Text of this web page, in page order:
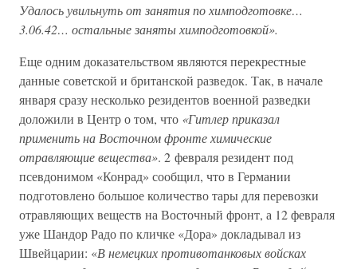
Удалось увильнуть от занятия по химподготовке…
3.06.42… остальные заняты химподготовкой».
Еще одним доказательством являются перекрестные
данные советской и британской разведок. Так, в начале
января сразу несколько резидентов военной разведки
доложили в Центр о том, что «Гитлер приказал
применить на Восточном фронте химические
отравляющие вещества». 2 февраля резидент под
псевдонимом «Конрад» сообщил, что в Германии
подготовлено большое количество тары для перевозки
отравляющих веществ на Восточный фронт, а 12 февраля
уже Шандор Радо по кличке «Дора» докладывал из
Швейцарии: «В немецких противотанковых войсках